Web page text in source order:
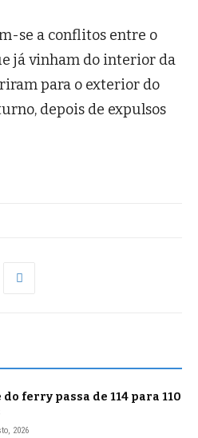
se a conflitos entre o
já vinham do interior da
para o exterior do
depois de expulsos
do ferry passa de 114 para 110
2026